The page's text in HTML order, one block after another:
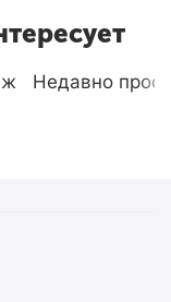
Недавно